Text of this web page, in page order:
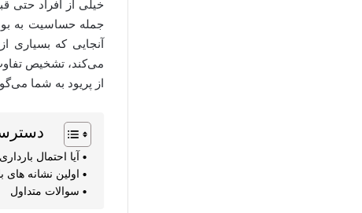
خیلی از افراد حتی
جمله حساسیت به
آنجایی که بسیاری
می‌کند، تشخیص
از پریود به شما
آیا احتمال
اولین نشانه های
سوالات متداول